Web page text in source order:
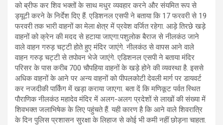
को ब्रीफ कर शिव भक्तों के साथ मधुर व्यवहार करने और संयमित रूप से
ड्यूटी करने के निर्देश दिए हैं. एडिशनल एसपी ने बताया कि 17 फरवरी से 19
फरवरी तक भारी वाहनों का मेला क्षेत्र में प्रवेश वर्जित रहेगा. आड़े तिरछे खड़े
वाहनों को क्रेन की मदद से हटाया जाएगा.पशुलोक बैराज से नीलकंठ जाने
वाले वाहन गरुड़ चट्टी होते हुए मंदिर जाएंगे. नीलकंठ से वापस आने वाले
वाहन गरुड़ चट्टी से तपोवन भेजे जाएंगे. एडिशनल एसपी ने बताया मंदिर
परिसर के पास करीब 700 चौपहिया वाहनों के खड़े होने की व्यवस्था है. इससे
अधिक वाहनों के आने पर अन्य वाहनों को पीपलकोटी देवली मार्ग पर डायवर्ट
कर नजदीकी पार्किंग में खड़ा कराया जाएगा. बता दें कि मणिकूट पर्वत स्थित
पौराणिक नीलकंठ महादेव मंदिर में अलग-अलग प्रदेशों से लाखों की संख्या में
शिवभक्त जलाभिषेक के लिए पहुंचते हैं. यही कारण है कि आने वाले शिवरात्रि
के दिन पुलिस प्रशासन सुरक्षा के लिहाज से कोई भी कमी नहीं छोड़ना चाहता.